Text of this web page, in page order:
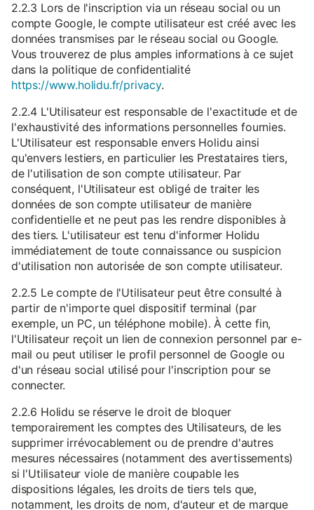
2.2.3 Lors de l'inscription via un réseau social ou un
compte Google, le compte utilisateur est créé avec les
données transmises par le réseau social ou Google.
Vous trouverez de plus amples informations à ce sujet
dans la politique de confidentialité
https://www.holidu.fr/privacy.
2.2.4 L'Utilisateur est responsable de l'exactitude et de
l'exhaustivité des informations personnelles fournies.
L'Utilisateur est responsable envers Holidu ainsi
qu'envers lestiers, en particulier les Prestataires tiers,
de l'utilisation de son compte utilisateur. Par
conséquent, l'Utilisateur est obligé de traiter les
données de son compte utilisateur de manière
confidentielle et ne peut pas les rendre disponibles à
des tiers. L'utilisateur est tenu d'informer Holidu
immédiatement de toute connaissance ou suspicion
d'utilisation non autorisée de son compte utilisateur.
2.2.5 Le compte de l'Utilisateur peut être consulté à
partir de n'importe quel dispositif terminal (par
exemple, un PC, un téléphone mobile). À cette fin,
l'Utilisateur reçoit un lien de connexion personnel par e-
mail ou peut utiliser le profil personnel de Google ou
d'un réseau social utilisé pour l'inscription pour se
connecter.
2.2.6 Holidu se réserve le droit de bloquer
temporairement les comptes des Utilisateurs, de les
supprimer irrévocablement ou de prendre d'autres
mesures nécessaires (notamment des avertissements)
si l'Utilisateur viole de manière coupable les
dispositions légales, les droits de tiers tels que,
notamment, les droits de nom, d'auteur et de marque